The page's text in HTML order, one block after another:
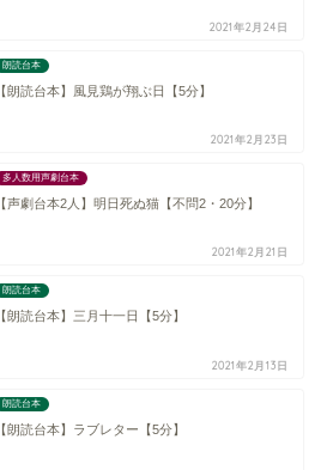
2021年2月24日
朗読台本
【朗読台本】風見鶏が翔ぶ日【5分】
2021年2月23日
多人数用声劇台本
【声劇台本2人】明日死ぬ猫【不問2・20分】
2021年2月21日
朗読台本
【朗読台本】三月十一日【5分】
2021年2月13日
朗読台本
【朗読台本】ラブレター【5分】